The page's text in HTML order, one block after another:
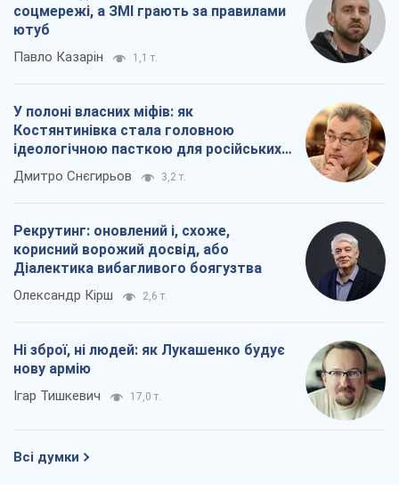
соцмережі, а ЗМІ грають за правилами
ютуб
Павло Казарін 1,1 т.
У полоні власних міфів: як
Костянтинівка стала головною
ідеологічною пасткою для російських
окупантів
Дмитро Снєгирьов 3,2 т.
Рекрутинг: оновлений і, схоже,
корисний ворожий досвід, або
Діалектика вибагливого боягузтва
Олександр Кірш 2,6 т.
Ні зброї, ні людей: як Лукашенко будує
нову армію
Ігар Тишкевич 17,0 т.
Всі думки